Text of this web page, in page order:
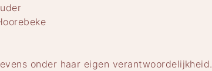
onder haar eigen verantwoordelijkheid.